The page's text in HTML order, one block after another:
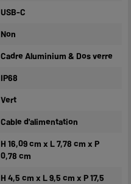
USB-C
Non
Cadre Aluminium & Dos verre
IP68
Vert
Cable d'alimentation
H 16,09 cm x L 7,78 cm x P
0,78 cm
H 4,5 cm x L 9,5 cm x P 17,5